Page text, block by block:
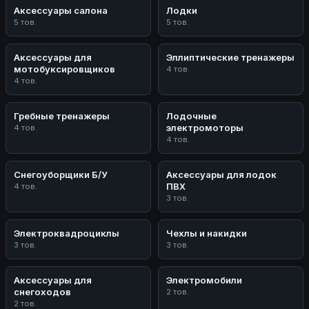
Аксессуары салона
5 тов.
Лодки
5 тов.
Аксессуары для
мотобуксировщиков
4 тов.
Эллиптические тренажеры
4 тов.
Гребные тренажеры
4 тов.
Лодочные
электромоторы
4 тов.
Снегоуборщики Б/У
4 тов.
Аксессуары для лодок
ПВХ
3 тов.
Электроквадроциклы
3 тов.
Чехлы и накидки
3 тов.
Аксессуары для
снегоходов
2 тов.
Электромобили
2 тов.